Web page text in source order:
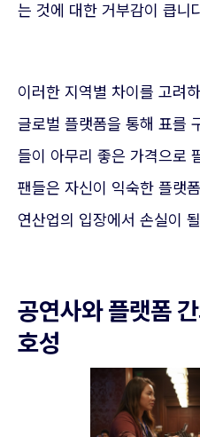
는 것에 대한 거부감이 큽니
이러한 지역별 차이를 고려
글로벌 플랫폼을 통해 표를
들이 아무리 좋은 가격으로
팬들은 자신이 익숙한 플랫
연산업의 입장에서 손실이
공연사와 플랫폼
호성